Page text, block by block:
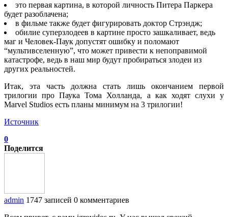
это первая картина, в которой личность Питера Паркера
будет разоблачена;
в фильме также будет фигурировать доктор Стрэндж;
обилие суперзлодеев в картине просто зашкаливает, ведь
маг и Человек-Паук допустят ошибку и поломают
“мультивселенную”, что может привести к непоправимой
катастрофе, ведь в наш мир будут пробираться злодеи из
других реальностей.
Итак, эта часть должна стать лишь окончанием первой
трилогии про Паука Тома Холланда, а как ходят слухи у
Marvel Studios есть планы минимум на 3 трилогии!
Источник
0
Поделится
admin 1747 записей 0 комментариев